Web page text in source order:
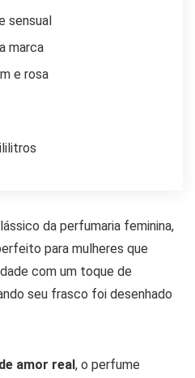
sensual
marca
e rosa
da perfumaria feminina,
para mulheres que
com um toque de
seu frasco foi desenhado
amor real, o perfume